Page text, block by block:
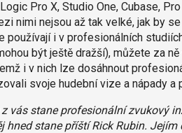
Pro X, Studio One, Cubase,
nimi nejsou až tak velké, jak by
používají i v profesionálních
být ještě dražší), můžete za
i v nich lze dosáhnout
svoje hudební vize a nápady a
vás stane profesionální zvukový
hned stane příští Rick Rubin.